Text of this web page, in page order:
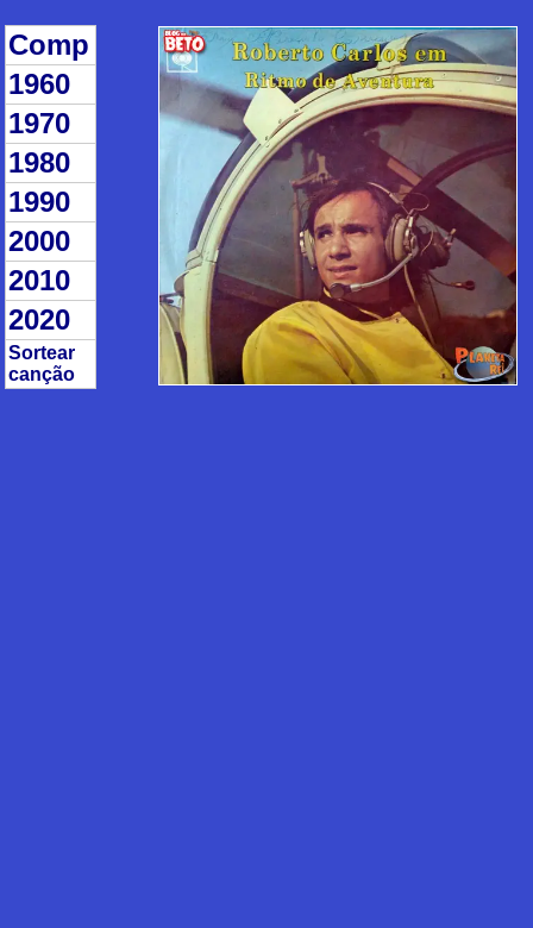
Comp
1960
1970
1980
1990
2000
2010
2020
Sortear
canção